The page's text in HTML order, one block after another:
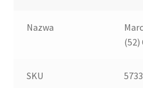
Nazwa
(52)
SKU